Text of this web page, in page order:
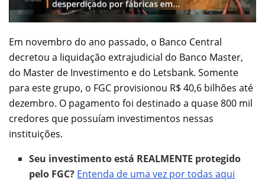
Em novembro do ano passado, o Banco Central
decretou a liquidação extrajudicial do Banco Master,
do Master de Investimento e do Letsbank. Somente
para este grupo, o FGC provisionou R$ 40,6 bilhões até
dezembro. O pagamento foi destinado a quase 800 mil
credores que possuíam investimentos nessas
instituições.
Seu investimento está REALMENTE protegido
pelo FGC? Entenda de uma vez por todas aqui